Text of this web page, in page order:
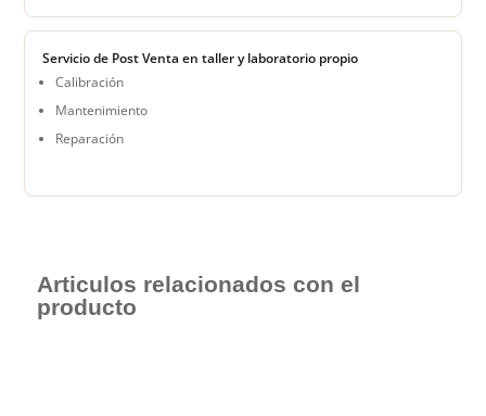
Servicio de Post Venta en taller y laboratorio propio
Calibración
Mantenimiento
Reparación
Articulos relacionados con el
producto